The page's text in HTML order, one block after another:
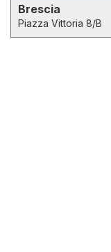
Brescia
Piazza Vittoria 8/B